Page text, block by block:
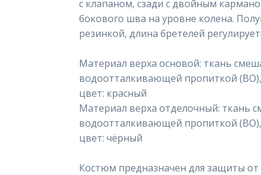
с клапаном, сзади с двойным
бокового шва на уровне колена.
резинкой, длина бретелей
Материал верха основой: ткань
водоотталкивающей пропиткой (ВО),
цвет: красный
Материал верха отделочный: ткань
водоотталкивающей пропиткой (ВО),
цвет: чёрный
Костюм предназначен для защиты